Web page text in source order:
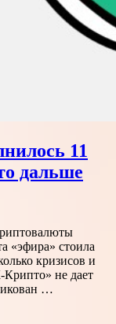
11
дальше
«эфира» стоила
кризисов и
не дает
…